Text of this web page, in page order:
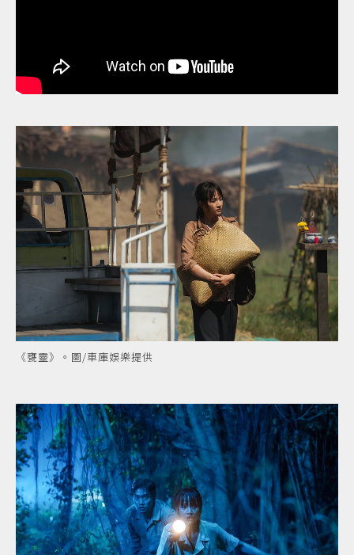
《甕靈》。圖/車庫娛樂提供